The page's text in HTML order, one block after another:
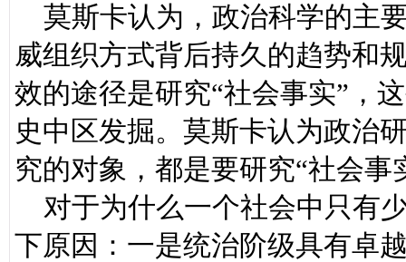
莫斯卡认为，政治科学的主
威组织方式背后持久的趋势和
效的途径是研究“社会事实”，
史中区发掘。莫斯卡认为政治
究的对象，都是要研究“社会事
对于为什么一个社会中只有
下原因：一是统治阶级具有卓